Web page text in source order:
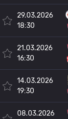
29.03.2026
18:30
21.03.2026
16:30
14.03.2026
19:30
08.03.2026